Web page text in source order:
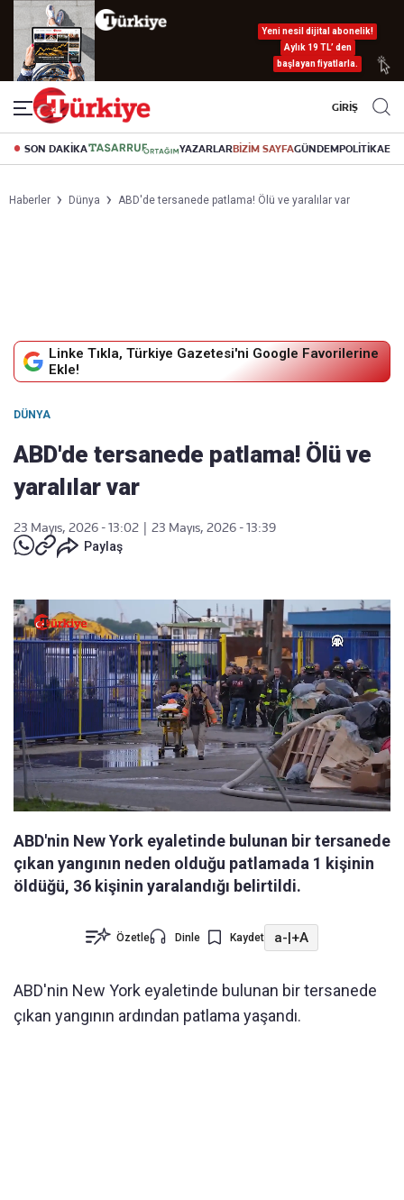
Yeni nesil dijital abonelik!
Aylık 19 TL’ den
başlayan fiyatlarla.
GİRİŞ
SON DAKİKA YAZARLARBİZİM SAYFAGÜNDEMPOLİTİKA
Haberler Dünya ABD'de tersanede patlama! Ölü ve yaralılar var
Linke Tıkla, Türkiye Gazetesi'ni Google Favorilerine
Ekle!
DÜNYA
ABD'de tersanede patlama! Ölü ve
yaralılar var
23 Mayıs, 2026 - 13:02
23 Mayıs, 2026 - 13:39
Paylaş
ABD'nin New York eyaletinde bulunan bir tersanede
çıkan yangının neden olduğu patlamada 1 kişinin
öldüğü, 36 kişinin yaralandığı belirtildi.
Özetle Dinle Kaydet a-|+A
ABD'nin New York eyaletinde bulunan bir tersanede
çıkan yangının ardından patlama yaşandı.